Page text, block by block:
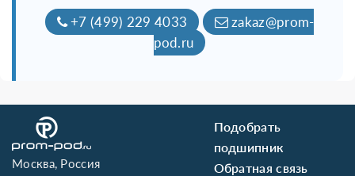
+7 (499) 229 4033
zakaz@prom-
pod.ru
Москва, Россия
Подобрать
подшипник
Обратная связь